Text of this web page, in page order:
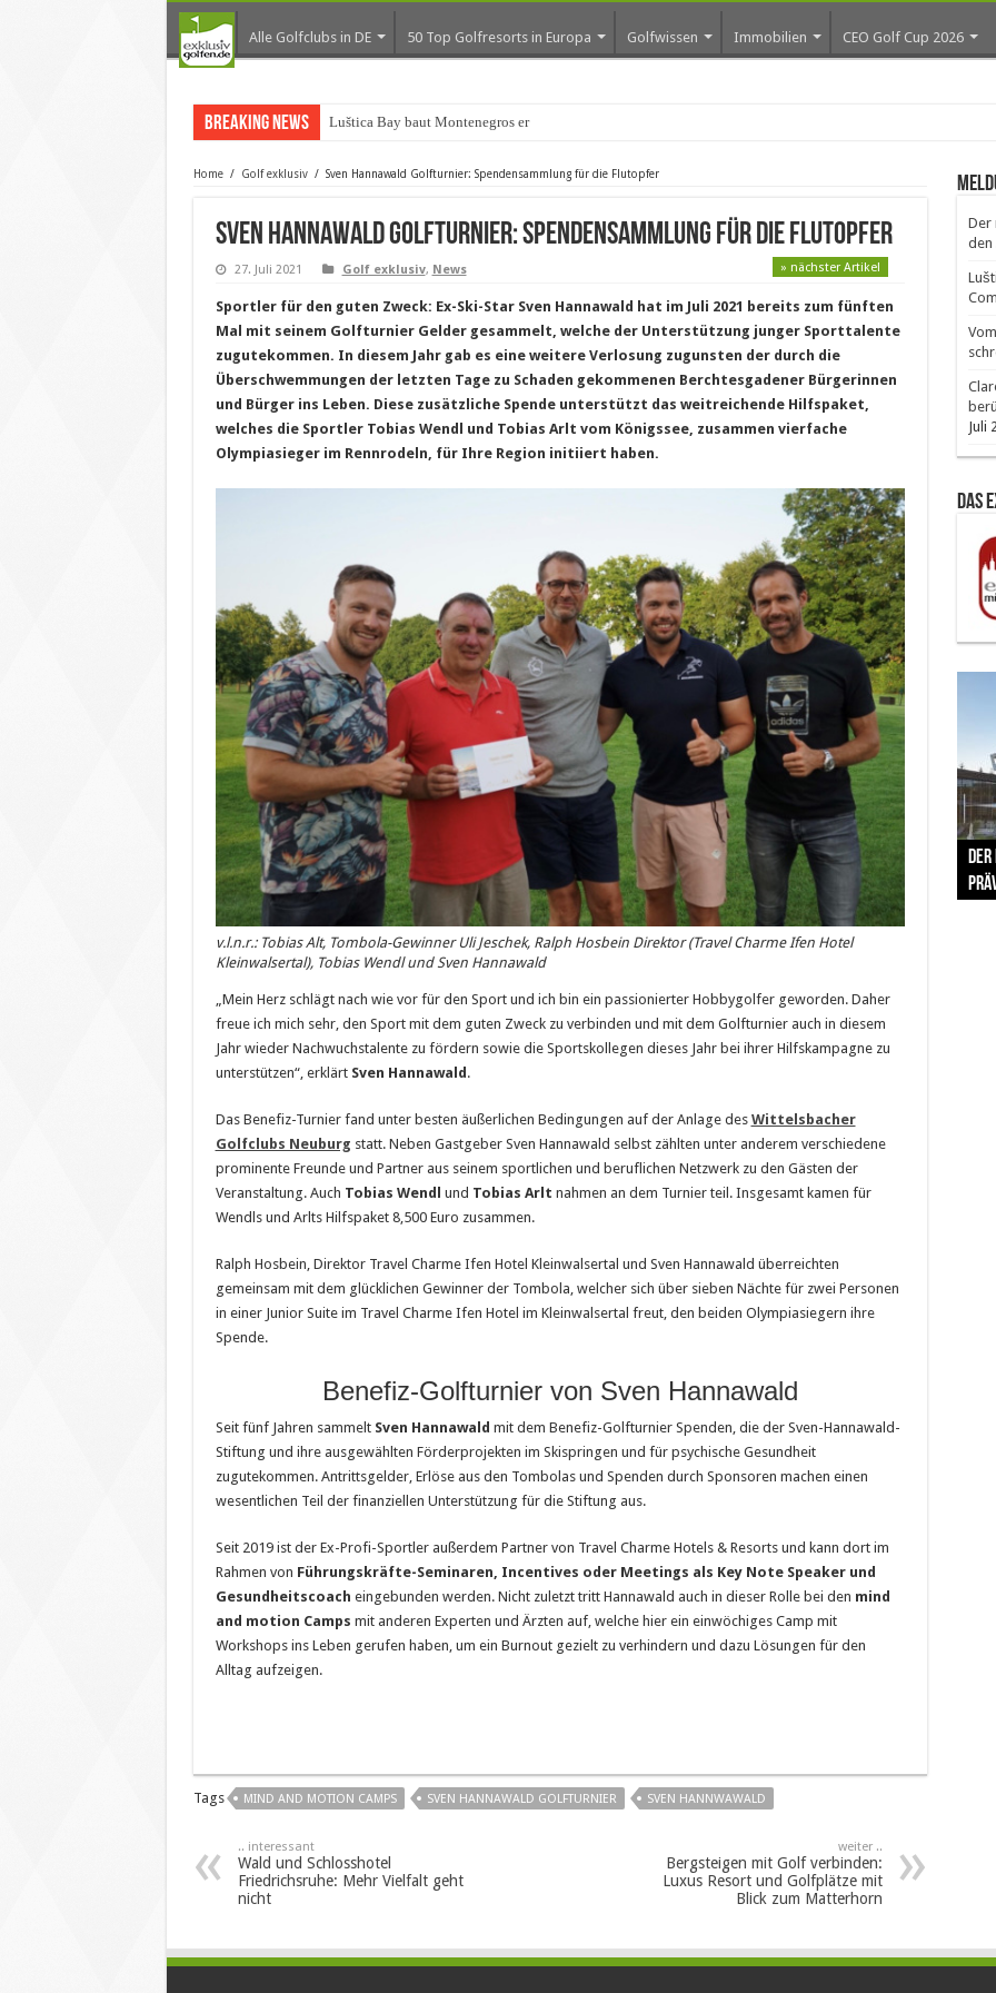
Alle Golfclubs in DE 50 Top Golfresorts in Europa Golfwissen Immobilien CEO Golf Cup 2026
Breaking News Luštica Bay baut Montenegros erste Golf-Communit
Home / Golf exklusiv / Sven Hannawald Golfturnier: Spendensammlung für die Flutopfer
Sven Hannawald Golfturnier: Spendensammlung für die Flutopfer
27. Juli 2021 Golf exklusiv, News » nächster Artikel
Sportler für den guten Zweck: Ex-Ski-Star Sven Hannawald hat im Juli 2021 bereits zum fünften
Mal mit seinem Golfturnier Gelder gesammelt, welche der Unterstützung junger Sporttalente
zugutekommen. In diesem Jahr gab es eine weitere Verlosung zugunsten der durch die
Überschwemmungen der letzten Tage zu Schaden gekommenen Berchtesgadener Bürgerinnen
und Bürger ins Leben. Diese zusätzliche Spende unterstützt das weitreichende Hilfspaket,
welches die Sportler Tobias Wendl und Tobias Arlt vom Königssee, zusammen vierfache
Olympiasieger im Rennrodeln, für Ihre Region initiiert haben.
v.l.n.r.: Tobias Alt, Tombola-Gewinner Uli Jeschek, Ralph Hosbein Direktor (Travel Charme Ifen Hotel
Kleinwalsertal), Tobias Wendl und Sven Hannawald
„Mein Herz schlägt nach wie vor für den Sport und ich bin ein passionierter Hobbygolfer geworden. Daher
freue ich mich sehr, den Sport mit dem guten Zweck zu verbinden und mit dem Golfturnier auch in diesem
Jahr wieder Nachwuchstalente zu fördern sowie die Sportskollegen dieses Jahr bei ihrer Hilfskampagne zu
unterstützen“, erklärt Sven Hannawald .
Das Benefiz-Turnier fand unter besten äußerlichen Bedingungen auf der Anlage des Wittelsbacher
Golfclubs Neuburg statt. Neben Gastgeber Sven Hannawald selbst zählten unter anderem verschiedene
prominente Freunde und Partner aus seinem sportlichen und beruflichen Netzwerk zu den Gästen der
Veranstaltung. Auch Tobias Wendl und Tobias Arlt nahmen an dem Turnier teil. Insgesamt kamen für
Wendls und Arlts Hilfspaket 8,500 Euro zusammen.
Ralph Hosbein, Direktor Travel Charme Ifen Hotel Kleinwalsertal und Sven Hannawald überreichten
gemeinsam mit dem glücklichen Gewinner der Tombola, welcher sich über sieben Nächte für zwei Personen
in einer Junior Suite im Travel Charme Ifen Hotel im Kleinwalsertal freut, den beiden Olympiasiegern ihre
Spende.
Benefiz-Golfturnier von Sven Hannawald
Seit fünf Jahren sammelt Sven Hannawald mit dem Benefiz-Golfturnier Spenden, die der Sven-Hannawald-
Stiftung und ihre ausgewählten Förderprojekten im Skispringen und für psychische Gesundheit
zugutekommen. Antrittsgelder, Erlöse aus den Tombolas und Spenden durch Sponsoren machen einen
wesentlichen Teil der finanziellen Unterstützung für die Stiftung aus.
Seit 2019 ist der Ex-Profi-Sportler außerdem Partner von Travel Charme Hotels & Resorts und kann dort im
Rahmen von Führungskräfte-Seminaren, Incentives oder Meetings als Key Note Speaker und
Gesundheitscoach eingebunden werden. Nicht zuletzt tritt Hannawald auch in dieser Rolle bei den mind
and motion Camps mit anderen Experten und Ärzten auf, welche hier ein einwöchiges Camp mit
Workshops ins Leben gerufen haben, um ein Burnout gezielt zu verhindern und dazu Lösungen für den
Alltag aufzeigen.
Tags MIND AND MOTION CAMPS SVEN HANNAWALD GOLFTURNIER SVEN HANNWAWALD
.. interessant
Wald und Schlosshotel
Friedrichsruhe: Mehr Vielfalt geht
nicht
weiter ..
Bergsteigen mit Golf verbinden:
Luxus Resort und Golfplätze mit
Blick zum Matterhorn
Der
den
Juli
Das
The